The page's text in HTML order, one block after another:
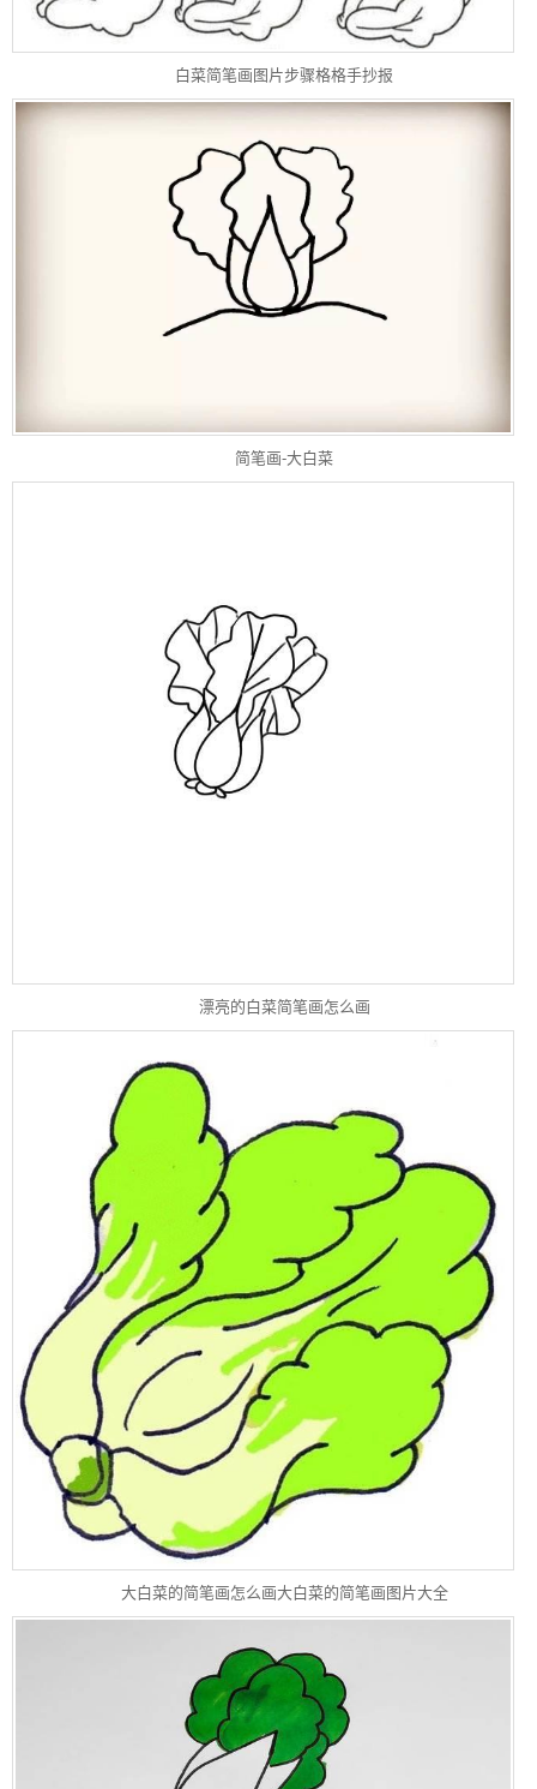
白菜简笔画图片步骤格格手抄报
简笔画-大白菜
漂亮的白菜简笔画怎么画
大白菜的简笔画怎么画大白菜的简笔画图片大全